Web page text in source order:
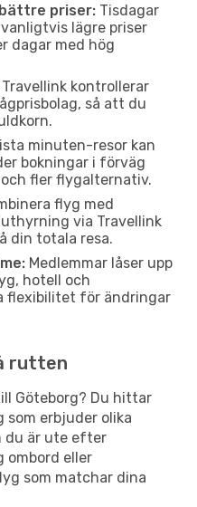
priser: Tisdagar
lägre priser
dagar med hög
Travellink kontrollerar
så att du
minuten-resor kan
bokningar i förväg
fler flygalternativ.
flyg med
via Travellink
din totala resa.
Medlemmar låser upp
hotell och
flexibilitet för ändringar
rutten
Göteborg? Du hittar
erbjuder olika
du är ute efter
ombord eller
som matchar dina